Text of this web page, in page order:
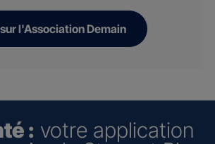
l'Association Demain
: votre application